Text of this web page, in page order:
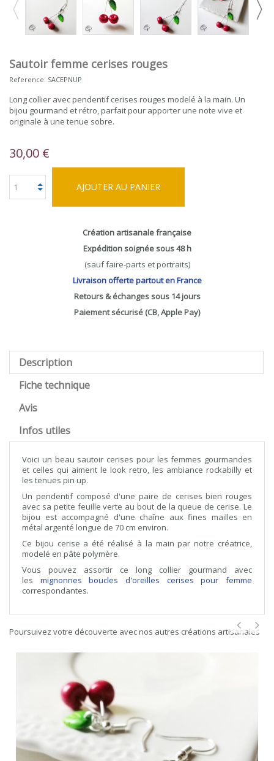
Sautoir femme cerises rouges
Reference: SACEPNUP
Long collier avec pendentif cerises rouges modelé à la main. Un
bijou gourmand et rétro, parfait pour apporter une note vive et
originale à une tenue sobre.
30,00 €
AJOUTER AU PANIER
Création artisanale française
Expédition soignée sous 48 h
(sauf faire-parts et portraits)
Livraison offerte partout en France
Retours & échanges sous 14 jours
Paiement sécurisé (CB, Apple Pay)
Description
Fiche technique
Avis
Infos utiles
Voici un beau sautoir cerises pour les femmes gourmandes
et celles qui aiment le look retro, les ambiance rockabilly et
les tenues pin up.
Un pendentif composé d'une paire de cerises bien rouges
avec sa petite feuille verte au bout de la queue de cerise. Le
bijou est accompagné d'une chaîne aux fines mailles en
métal argenté longue de 70 cm environ.
Ce bijou cerise a été réalisé à la main par notre créatrice,
modelé en pâte polymère.
Vous pouvez assortir ce long collier gourmand avec
les mignonnes boucles d'oreilles cerises pour femme
correspondantes.
Poursuivez votre découverte avec nos autres créations artisanales